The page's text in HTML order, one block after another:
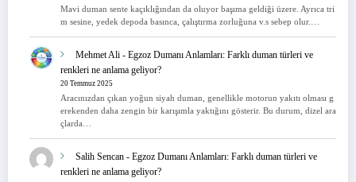
Mavi duman sente kaçıklığından da oluyor başıma geldiği üzere. Ayrıca tri
m sesine, yedek depoda basınca, çalıştırma zorluğuna v.s sebep olur.…
Mehmet Ali - Egzoz Dumanı Anlamları: Farklı duman türleri ve
renkleri ne anlama geliyor?
20 Temmuz 2025
Aracınızdan çıkan yoğun siyah duman, genellikle motorun yakıtı olması g
erekenden daha zengin bir karışımla yaktığını gösterir. Bu durum, dizel ara
çlarda…
Salih Sencan - Egzoz Dumanı Anlamları: Farklı duman türleri ve
renkleri ne anlama geliyor?